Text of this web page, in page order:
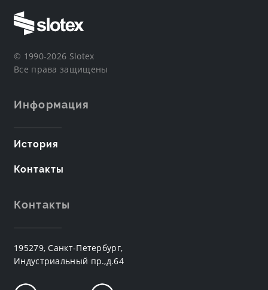
© 1990-2026 Slotex
Все права защищены
Информация
История
Контакты
Контакты
195279, Санкт-Петербург,
Индустриальный пр.,д.64